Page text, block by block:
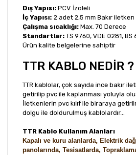
Dış Yapısı: PCV İzoleli
İç Yapısı: 2 adet 2,5 mm Bakır iletken
Çalışma sıcaklığı: Max. 70 Derece
Standartlar: TS 9760, VDE 0281, BS
Ürün kalite belgelerine sahiptir
TTR KABLO NEDİR ?
TTR kablolar, çok sayıda ince bakır
getirilip pvc ile kaplanması yoluyla
İletkenlerin pvc kılıf ile biraraya
dolgu ile doldurulmuş kablolardır...
TTR Kablo Kullanım Alanları
Kapalı ve kuru alanlarda, Elektrik
panolarında, Tesisatlarda,